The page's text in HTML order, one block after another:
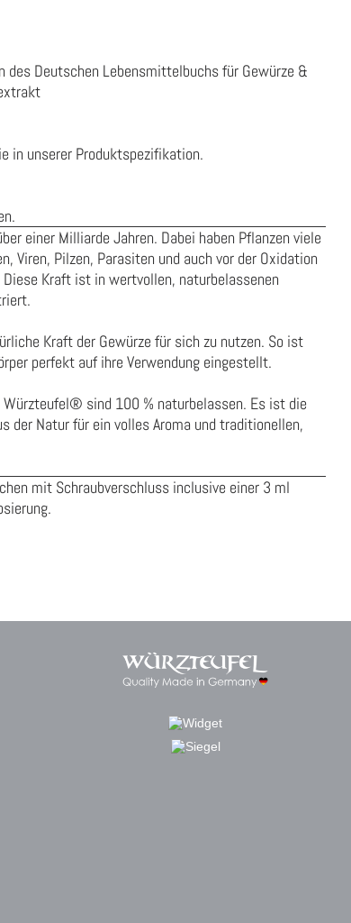
des Deutschen Lebensmittelbuchs für Gewürze &
in unserer Produktspezifikation.
einer Milliarde Jahren. Dabei haben Pflanzen viele
Viren, Pilzen, Parasiten und auch vor der Oxidation
Kraft ist in wertvollen, naturbelassenen
Kraft der Gewürze für sich zu nutzen. So ist
perfekt auf ihre Verwendung eingestellt.
Würzteufel® sind 100 % naturbelassen. Es ist die
der Natur für ein volles Aroma und traditionellen,
mit Schraubverschluss inclusive einer 3 ml